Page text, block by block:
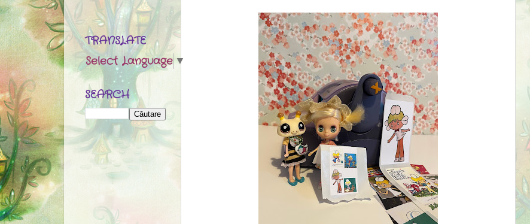
TRANSLATE
Select Language▼
SEARCH